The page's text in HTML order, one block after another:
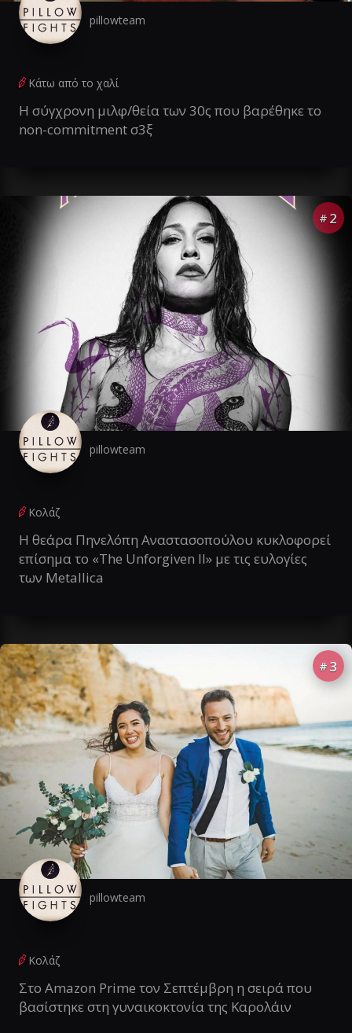
pillowteam
Κάτω από το χαλί
Η σύγχρονη μιλφ/θεία των 30ς που βαρέθηκε το
non-commitment σ3ξ
# 2
pillowteam
Κολάζ
Η θεάρα Πηνελόπη Αναστασοπούλου κυκλοφορεί
επίσημα το «The Unforgiven II» με τις ευλογίες
των Metallica
# 3
pillowteam
Κολάζ
Στο Amazon Prime τον Σεπτέμβρη η σειρά που
βασίστηκε στη γυναικοκτονία της Καρολάιν